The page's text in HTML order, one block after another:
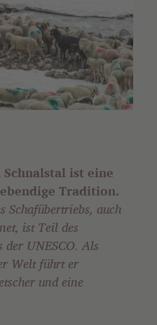
ist eine
Tradition.
Schafübertriebs, auch
ist Teil des
UNESCO. Als
Welt führt er
und eine